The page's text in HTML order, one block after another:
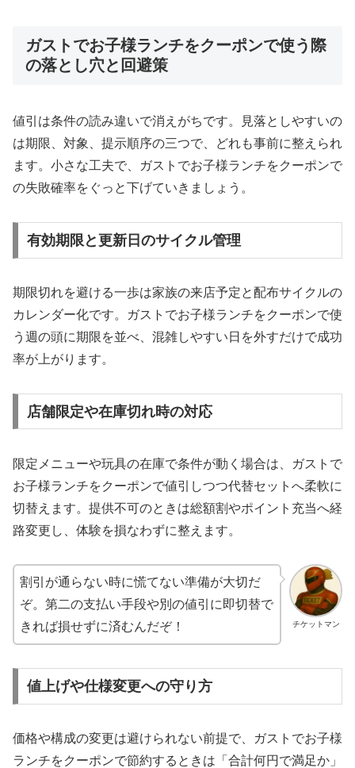
ガストでお子様ランチをクーポンで使う際
の落とし穴と回避策
値引は条件の読み違いで消えがちです。見落としやすいの
は期限、対象、提示順序の三つで、どれも事前に整えられ
ます。小さな工夫で、ガストでお子様ランチをクーポンで
の失敗確率をぐっと下げていきましょう。
有効期限と更新日のサイクル管理
期限切れを避ける一歩は家族の来店予定と配布サイクルの
カレンダー化です。ガストでお子様ランチをクーポンで使
う週の頭に期限を並べ、混雑しやすい日を外すだけで成功
率が上がります。
店舗限定や在庫切れ時の対応
限定メニューや玩具の在庫で条件が動く場合は、ガストで
お子様ランチをクーポンで値引しつつ代替セットへ柔軟に
切替えます。提供不可のときは総額割やポイント充当へ経
路変更し、体験を損なわずに整えます。
チケットマン
割引が通らない時に慌てない準備が大切だ
ぞ。第二の支払い手段や別の値引に即切替で
きれば損せずに済むんだぞ！
値上げや仕様変更への守り方
価格や構成の変更は避けられない前提で、ガストでお子様
ランチをクーポンで節約するときは「合計何円で満足か」